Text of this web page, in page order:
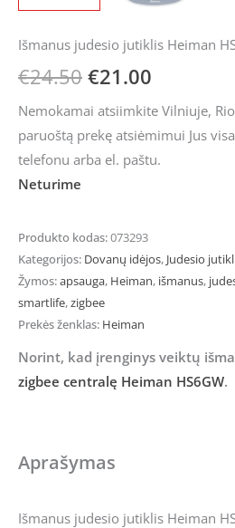
Išmanus judesio jutiklis Heiman
€24.50 €21.00
Nemokamai atsiimkite Vilniuje,
paruoštą prekę atsiėmimui Jus
telefonu arba el. paštu.
Neturime
Produkto kodas:073293
Kategorijos: Dovanų idėjos, Judesio
Žymos:apsauga, Heiman, išmanus,
smartlife,zigbee
Prekės ženklas: Heiman
Norint, kad įrenginys veiktų
zigbee centralę Heiman HS6GW.
Aprašymas
Išmanus judesio jutiklis Heiman